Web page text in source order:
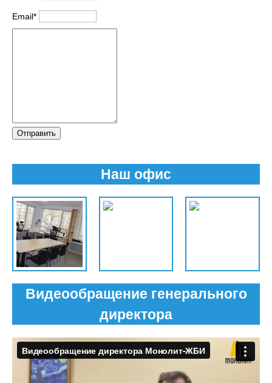
Email*
Отправить
Наш офис
Видеообращение генерального
директора